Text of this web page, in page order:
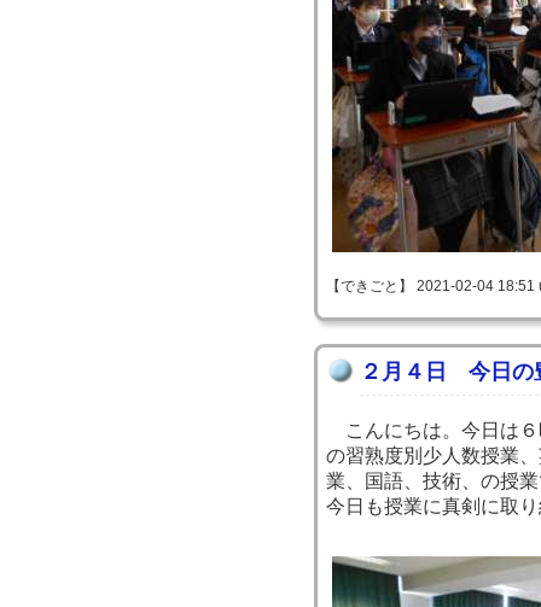
【できごと】 2021-02-04
２月４日 今日の
こんにちは。今日は６
の習熟度別少人数授業
業、国語、技術、の授
今日も授業に真剣に取